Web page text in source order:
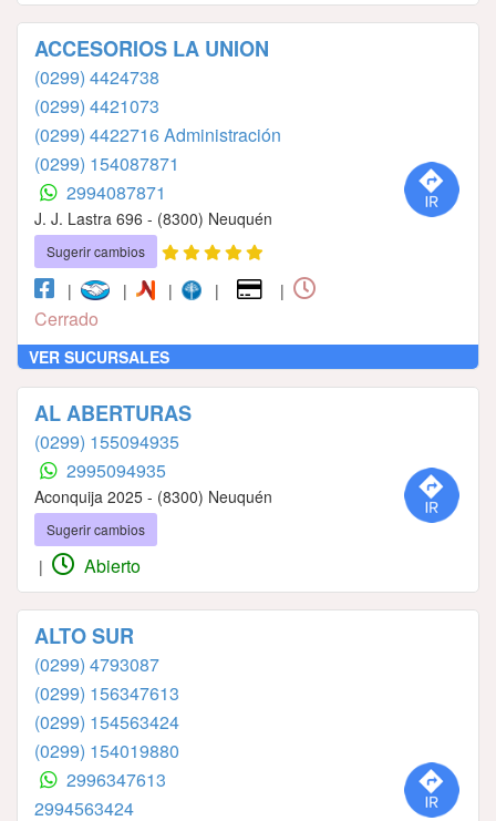
ACCESORIOS LA UNION
(0299) 4424738
(0299) 4421073
(0299) 4422716 Administración
(0299) 154087871
2994087871
J. J. Lastra 696 - (8300) Neuquén
Sugerir cambios
| | | | |
Cerrado
VER SUCURSALES
AL ABERTURAS
(0299) 155094935
2995094935
Aconquija 2025 - (8300) Neuquén
Sugerir cambios
| Abierto
ALTO SUR
(0299) 4793087
(0299) 156347613
(0299) 154563424
(0299) 154019880
2996347613
2994563424